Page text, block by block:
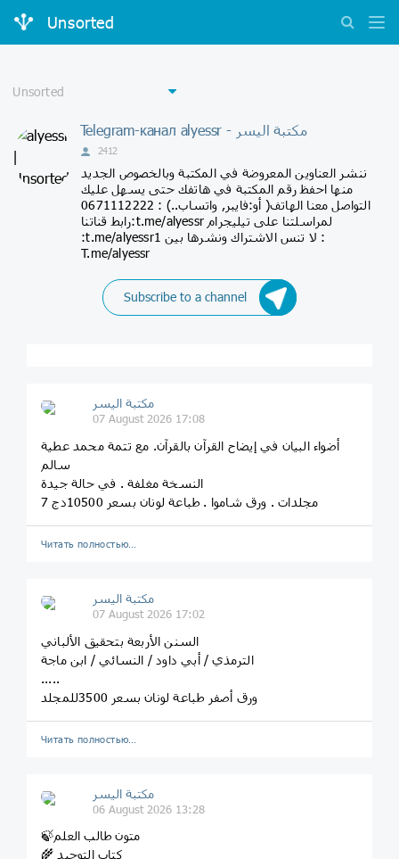
Unsorted
Telegram-канал alyessr - مكتبة اليسر
2412
ننشر العناوين المعروضة في المكتبة وبالخصوص الجديد
منها احفظ رقم المكتبة في هاتفك حتى يسهل عليك
التواصل معنا الهاتف( أو:فايبر, واتساب..) : 0671112222
رابط قناتنا:t.me/alyessr لمراسلتنا على تيليجرام
:t.me/alyessr1 لا تنس الاشتراك ونشرها بين :
T.me/alyessr
Subscribe to a channel
مكتبة اليسر
07 August 2026 17:08
أضواء البيان في إيضاح القرآن بالقرآن. مع تتمة محمد عطية
سالم
النسخة مغلفة . في حالة جيدة
7 مجلدات . ورق شاموا . طباعة لونان بسعر 10500دج
Читать полностью…
مكتبة اليسر
07 August 2026 17:02
السنن الأربعة بتحقيق الألباني
الترمذي / أبي داود / النسائي / ابن ماجة
.....
ورق أصفر طباعة لونان بسعر 3500للمجلد
Читать полностью…
مكتبة اليسر
06 August 2026 13:28
🍃متون طالب العلم
🌾 كتاب التوحيد